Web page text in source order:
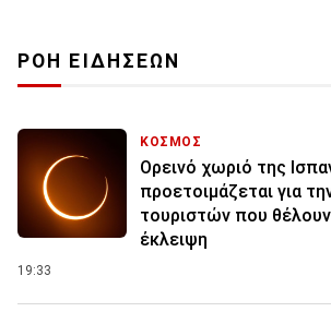
ΡΟΗ ΕΙΔΗΣΕΩΝ
ΚΟΣΜΟΣ
Ορεινό χωριό της
προετοιμάζεται για
τουριστών που
έκλειψη
19:33